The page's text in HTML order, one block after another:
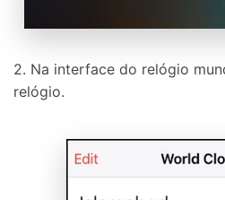
2. Na interface do relógio
relógio.